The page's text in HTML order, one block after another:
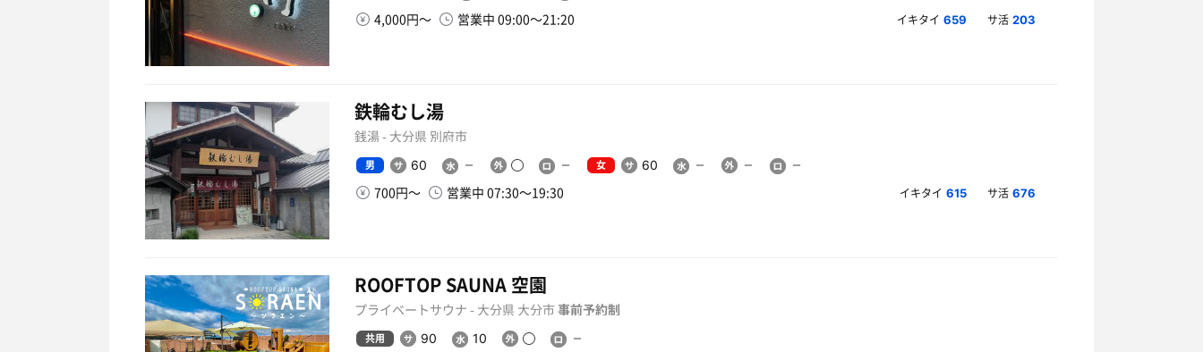
4,000円〜 営業中 09:00〜21:20 イキタイ 659 サ活 203
鉄輪むし湯
銭湯 - 大分県 別府市
男 60 女 60
700円〜 営業中 07:30〜19:30 イキタイ 615 サ活 676
ROOFTOP SAUNA 空園
プライベートサウナ - 大分県 大分市事前予約制
共用 90 10